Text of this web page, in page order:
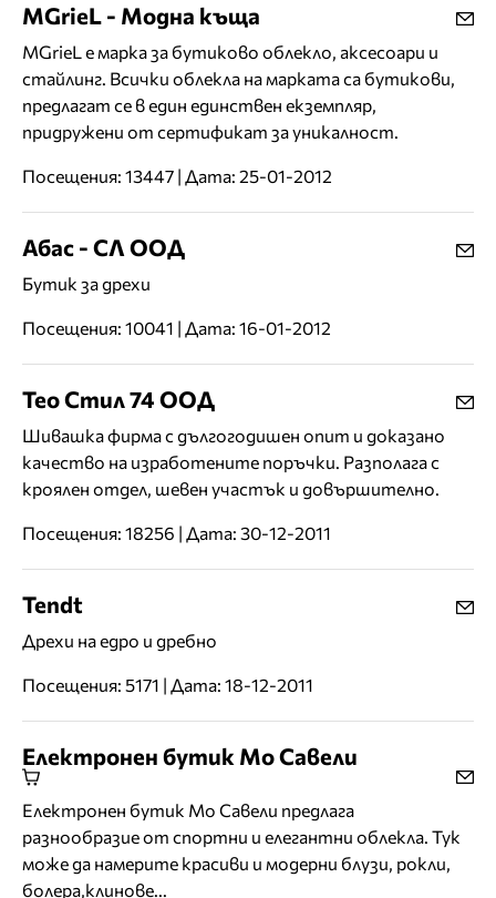
MGrieL - Модна къща
MGrieL е марка за бутиково облекло, аксесоари и
стайлинг. Всички облекла на марката са бутикови,
предлагат се в един единствен екземпляр,
придружени от сертификат за уникалност.
Посещения: 13447 | Дата: 25-01-2012
Абас - СЛ ООД
Бутик за дрехи
Посещения: 10041 | Дата: 16-01-2012
Тео Стил 74 ООД
Шивашка фирма с дългогодишен опит и доказано
качество на изработените поръчки. Разполага с
кроялен отдел, шевен участък и довършително.
Посещения: 18256 | Дата: 30-12-2011
Tendt
Дрехи на едро и дребно
Посещения: 5171 | Дата: 18-12-2011
Електронен бутик Мо Савели
Електронен бутик Мо Савели предлага
разнообразие от спортни и елегантни облекла. Тук
може да намерите красиви и модерни блузи, рокли,
болера,клинове...